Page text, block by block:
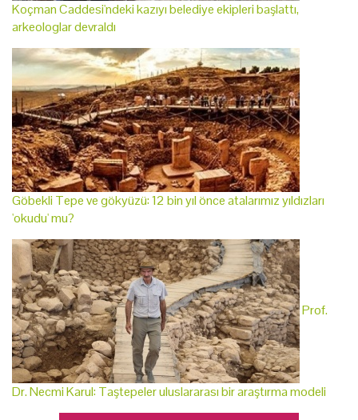
Koçman Caddesi'ndeki kazıyı belediye ekipleri başlattı,
arkeologlar devraldı
Göbekli Tepe ve gökyüzü: 12 bin yıl önce atalarımız yıldızları
'okudu' mu?
Prof.
Dr. Necmi Karul: Taştepeler uluslararası bir araştırma modeli